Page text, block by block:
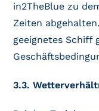
in2TheBlue zu
Zeiten
geeignetes Schiff
3.3.